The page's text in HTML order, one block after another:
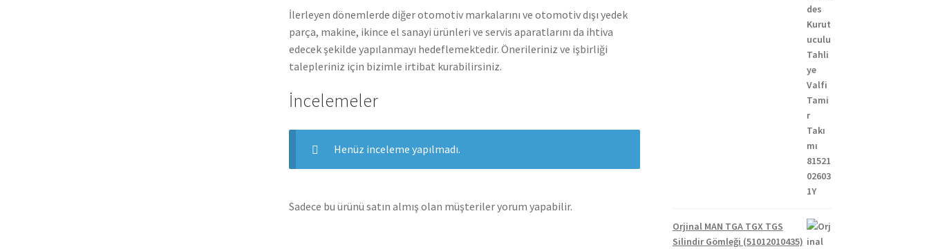
İlerleyen dönemlerde diğer otomotiv markalarını ve otomotiv dışı yedek
parça, makine, ikince el sanayi ürünleri ve servis aparatlarını da ihtiva
edecek şekilde yapılanmayı hedeflemektedir. Önerileriniz ve işbirliği
talepleriniz için bizimle irtibat kurabilirsiniz.
İncelemeler
Henüz inceleme yapılmadı.
Sadece bu ürünü satın almış olan müşteriler yorum yapabilir.
Orjinal MAN TGA TGX TGS
Silindir Gömleği (51012010435)